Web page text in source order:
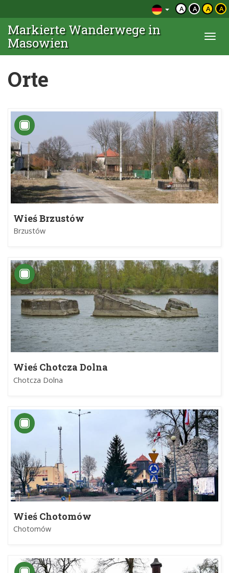
A A A A
Markierte Wanderwege in
Masowien
Orte
Wieś Brzustów
Brzustów
Wieś Chotcza Dolna
Chotcza Dolna
Wieś Chotomów
Chotomów